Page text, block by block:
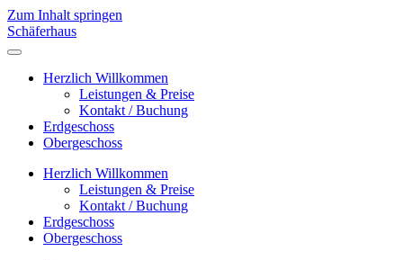
Zum Inhalt springen
Schäferhaus
Menü
umschalten
Herzlich Willkommen
Leistungen & Preise
Kontakt / Buchung
Erdgeschoss
Obergeschoss
Herzlich Willkommen
Leistungen & Preise
Kontakt / Buchung
Erdgeschoss
Obergeschoss